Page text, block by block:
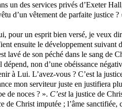
des services privés d’Exeter
d’un vêtement de parfaite justice ?
un esprit bien versé, je veux
ensuite le développement
lavé de son péché dans le sang
non d’une obéissance
à Lui. L’avez-vous ? C’est la
mon serviteur juste en justifiera
de noces ? ». C’estla justice de
de Christ imputée ; l’âme